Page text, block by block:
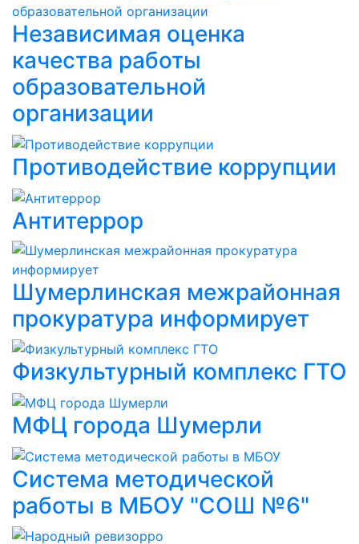
Независимая оценка
качества работы
образовательной
организации
Противодействие коррупции
Антитеррор
Шумерлинская межрайонная
прокуратура информирует
Физкультурный комплекс ГТО
МФЦ города Шумерли
Система методической
работы в МБОУ "СОШ №6"